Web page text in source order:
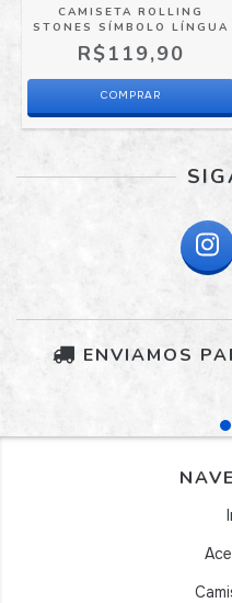
CAMISETA ROLLING
STONES SÍMBOLO LÍNGUA
R$119,90
COMPRAR
ENVIAMOS